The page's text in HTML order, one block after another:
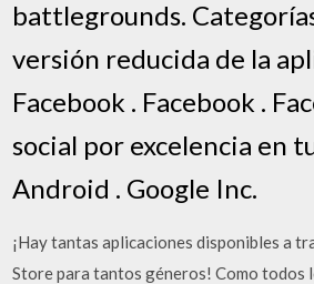
battlegrounds.
versión reducida de la
Facebook . Facebook .
social por excelencia en
Android . Google Inc.
¡Hay tantas aplicaciones disponibles a
Store para tantos géneros! Como todos